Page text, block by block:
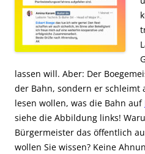
lassen will. Aber: Der
der Bahn, sondern er schleimt
lesen wollen, was die Bahn auf
siehe die Abbildung links!
Bürgermeister das öffentlich
wollen Sie wissen? Keine